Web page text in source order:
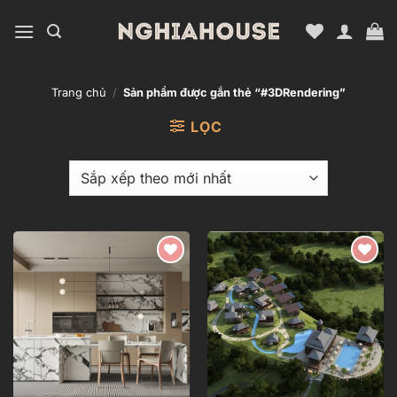
qua
Trang chủ / Sản phẩm được gắn thẻ “#3DRendering”
LỌC
Add to
wishlist
Add to
wishlist